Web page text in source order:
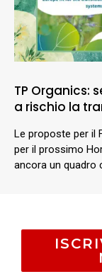
TP Organics:
a rischio la
Le proposte per il
per il prossimo
ancora un quadro